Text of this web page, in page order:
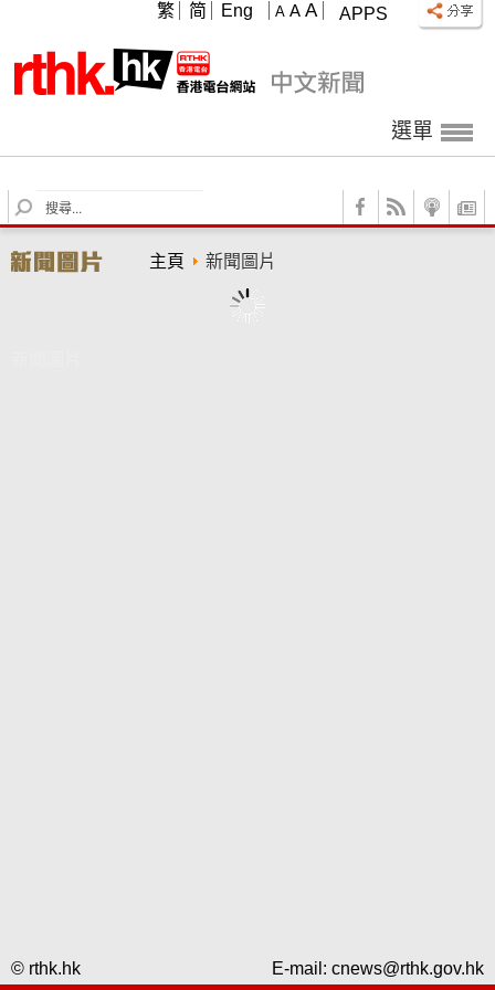
APPS
A A A
繁 简 Eng
選單
S
e
r
主頁 新聞圖片
© rthk.hk E-mail: cnews@rthk.gov.hk